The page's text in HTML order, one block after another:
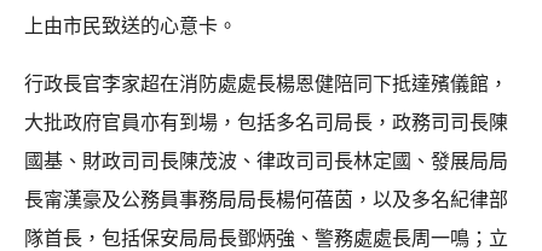
上由市民致送的心意卡。
行政長官李家超在消防處處長楊恩健陪同下抵達殯儀館，
大批政府官員亦有到場，包括多名司局長，政務司司長陳
國基、財政司司長陳茂波、律政司司長林定國、發展局局
長甯漢豪及公務員事務局局長楊何蓓茵，以及多名紀律部
隊首長，包括保安局局長鄧炳強、警務處處長周一鳴；立